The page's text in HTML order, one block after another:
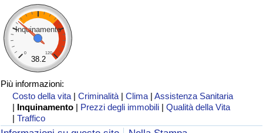
Inquinamento
0 120
38.2
Più informazioni:
Costo della vita |Criminalità |Clima |Assistenza Sanitaria
| Inquinamento | Prezzi degli immobili |Qualità della Vita
|Traffico